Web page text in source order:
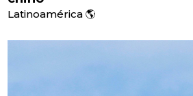
Latinoamérica 🌎